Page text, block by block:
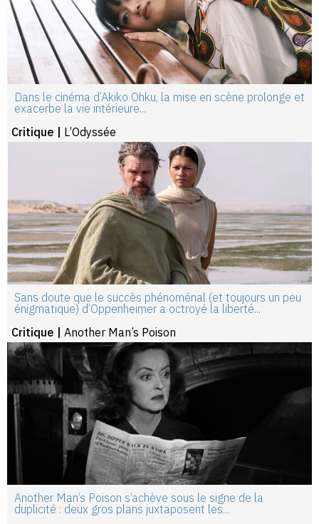
Dans le cinéma d’Akiko Ohku, la mise en scène prolonge et
exacerbe la vie intérieure...
Critique | L’Odyssée
Sans doute que le succès phénoménal (et toujours un peu
énigmatique) d’Oppenheimer a octroyé la liberté...
Critique |Another Man’s Poison
Another Man’s Poison s’achève sous le signe de la
duplicité : deux gros plans juxtaposent les...